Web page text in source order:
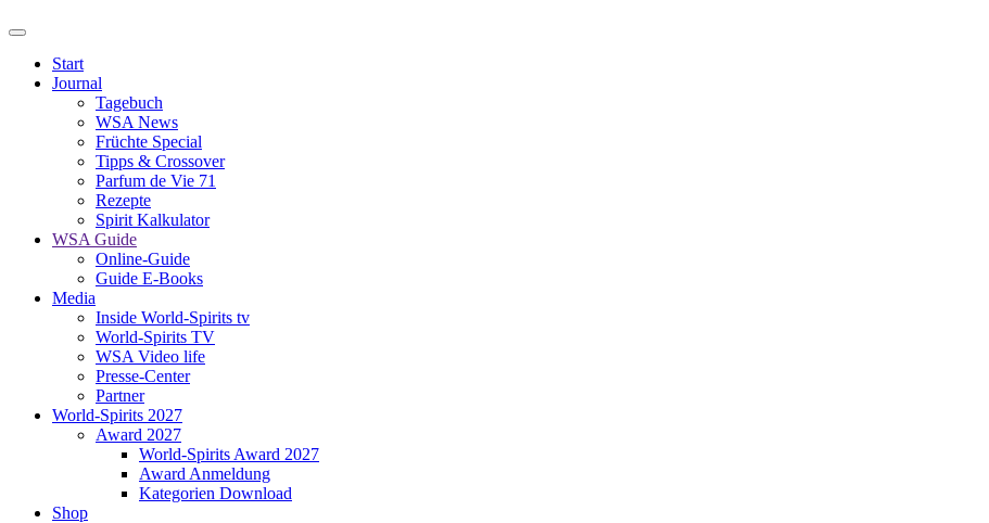
Start
Journal
Tagebuch
WSA News
Früchte Special
Tipps & Crossover
Parfum de Vie 71
Rezepte
Spirit Kalkulator
WSA Guide
Online-Guide
Guide E-Books
Media
Inside World-Spirits tv
World-Spirits TV
WSA Video life
Presse-Center
Partner
World-Spirits 2027
Award 2027
World-Spirits Award 2027
Award Anmeldung
Kategorien Download
Shop